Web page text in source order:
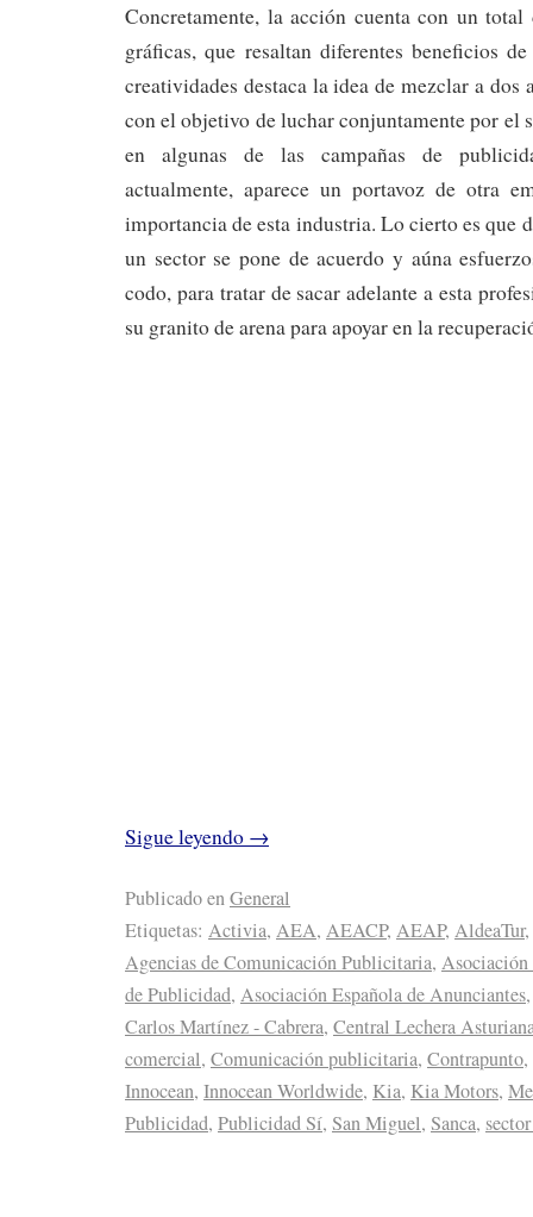
Concretamente, la acción cuenta con un
gráficas, que resaltan diferentes beneficios
creatividades destaca la idea de mezclar a dos
con el objetivo de luchar conjuntamente por el
en algunas de las campañas de
actualmente, aparece un portavoz de otra
importancia de esta industria. Lo cierto es que
un sector se pone de acuerdo y aúna
codo, para tratar de sacar adelante a esta
su granito de arena para apoyar en la
Sigue leyendo →
Publicado enGeneral
Etiquetas: Activia, AEA, AEACP, AEAP, AldeaTur,
Agencias de Comunicación Publicitaria, Asociación
de Publicidad, Asociación Española de Anunciantes
Carlos Martínez - Cabrera, Central Lechera
comercial, Comunicación publicitaria, Contrapunto,
Innocean, Innocean Worldwide, Kia, Kia Motors,
Publicidad, Publicidad Sí, San Miguel, Sanca,